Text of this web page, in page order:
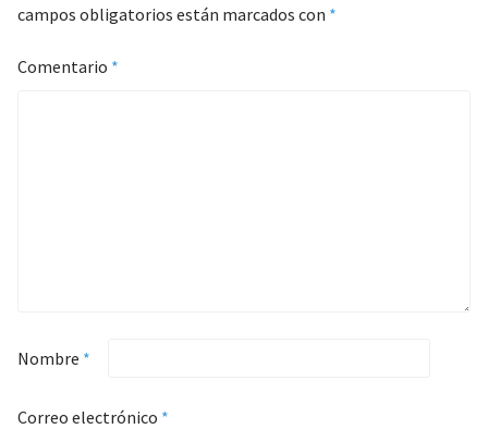
campos obligatorios están marcados con *
Comentario *
Nombre *
Correo electrónico *